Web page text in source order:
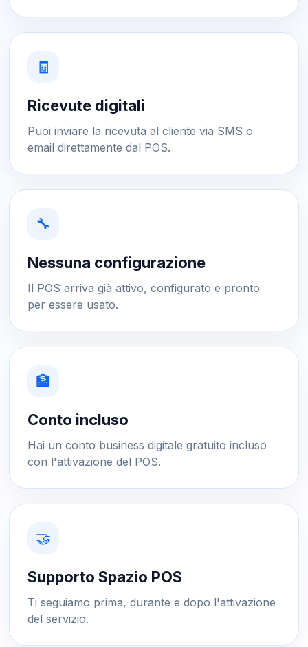
🧾
Ricevute digitali
Puoi inviare la ricevuta al cliente via SMS o
email direttamente dal POS.
🔧
Nessuna configurazione
Il POS arriva già attivo, configurato e pronto
per essere usato.
🏦
Conto incluso
Hai un conto business digitale gratuito incluso
con l'attivazione del POS.
🤝
Supporto Spazio POS
Ti seguiamo prima, durante e dopo l'attivazione
del servizio.